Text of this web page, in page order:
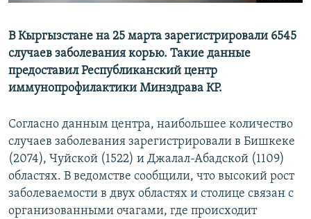
В Кыргызстане на 25 марта зарегистрировали 6545
случаев заболевания корью. Такие данные
предоставил Республиканский центр
иммунопрофилактики Минздрава КР.
Согласно данным центра, наибольшее количество
случаев заболевания зарегистрировали в Бишкеке
(2074), Чуйской (1522) и Джалал-Абадской (1109)
областях. В ведомстве сообщили, что высокий рост
заболеваемости в двух областях и столице связан с
организованными очагами, где происходит